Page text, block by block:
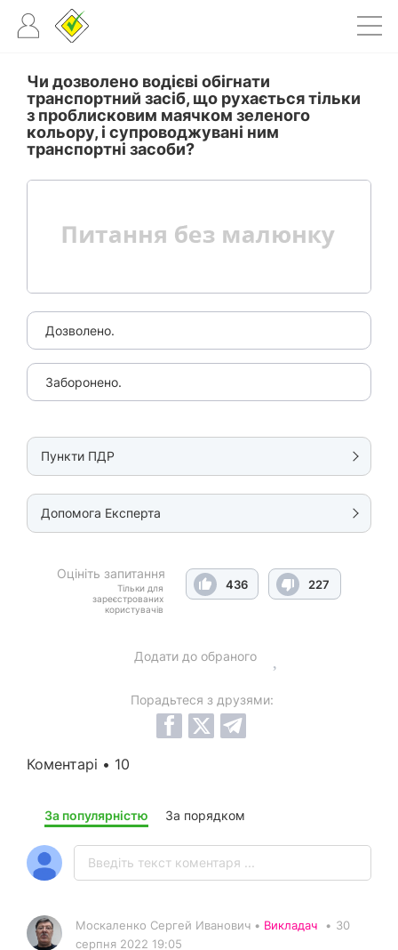
Чи дозволено водієві обігнати
транспортний засіб, що рухається тільки
з проблисковим маячком зеленого
кольору, і супроводжувані ним
транспортні засоби?
Дозволено.
Заборонено.
Пункти ПДР
Допомога Експерта
Оцініть запитання
Тільки для
зареєстрованих
користувачів
436 227
Додати до обраного
Порадьтеся з друзями:
Коментарі • 10
За популярністю За порядком
Москаленко Сергей Иванович • Викладач • 30
серпня 2022 19:05